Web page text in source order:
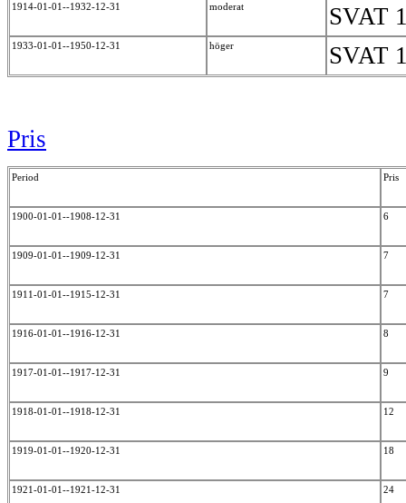
1914-01-01--1932-12-31 moderat SVAT
1933-01-01--1950-12-31 höger SVAT
Pris
Period Pris
1900-01-01--1908-12-31 6
1909-01-01--1909-12-31 7
1911-01-01--1915-12-31 7
1916-01-01--1916-12-31 8
1917-01-01--1917-12-31 9
1918-01-01--1918-12-31 12
1919-01-01--1920-12-31 18
1921-01-01--1921-12-31 24